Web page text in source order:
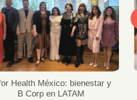
Health México: bienestar y
B Corp en LATAM